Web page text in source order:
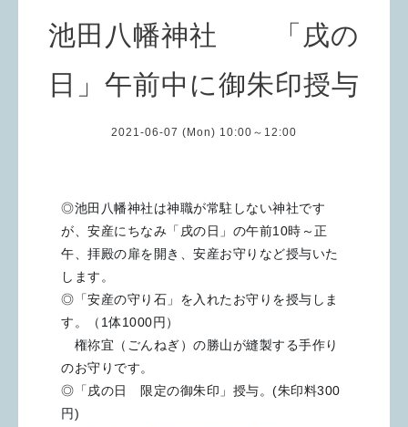
池田八幡神社 「戌の
日」午前中に御朱印授与
2021-06-07 (Mon) 10:00～12:00
◎池田八幡神社は神職が常駐しない神社です
が、安産にちなみ「戌の日」の午前10時～正
午、拝殿の扉を開き、安産お守りなど授与いた
します。
◎「安産の守り石」を入れたお守りを授与しま
す。（1体1000円）
権祢宜（ごんねぎ）の勝山が縫製する手作り
のお守りです。
◎「戌の日 限定の御朱印」授与。(朱印料300
円)